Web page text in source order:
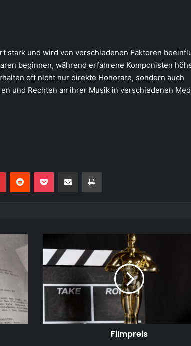
stark und wird von verschiedenen Faktoren
beginnen, während erfahrene Komponisten
oft nicht nur direkte Honorare, sondern auch
und Rechten an ihrer Musik in verschiedenen
PinterestReddit Pocket Teile per E-Mail Drucken
Filmpreis